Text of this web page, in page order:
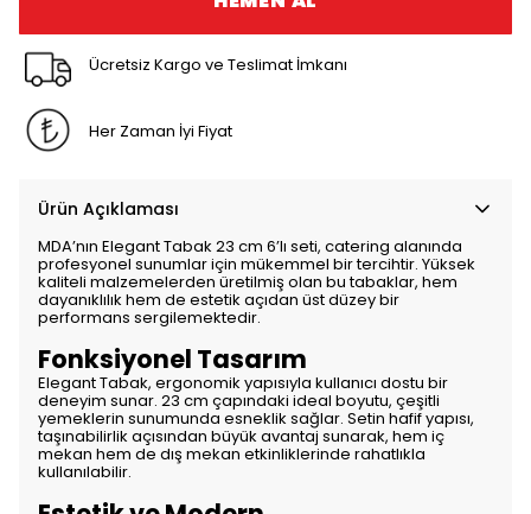
Ücretsiz Kargo ve Teslimat İmkanı
Her Zaman İyi Fiyat
Ürün Açıklaması
MDA’nın Elegant Tabak 23 cm 6’lı seti, catering alanında
profesyonel sunumlar için mükemmel bir tercihtir. Yüksek
kaliteli malzemelerden üretilmiş olan bu tabaklar, hem
dayanıklılık hem de estetik açıdan üst düzey bir
performans sergilemektedir.
Fonksiyonel Tasarım
Elegant Tabak, ergonomik yapısıyla kullanıcı dostu bir
deneyim sunar. 23 cm çapındaki ideal boyutu, çeşitli
yemeklerin sunumunda esneklik sağlar. Setin hafif yapısı,
taşınabilirlik açısından büyük avantaj sunarak, hem iç
mekan hem de dış mekan etkinliklerinde rahatlıkla
kullanılabilir.